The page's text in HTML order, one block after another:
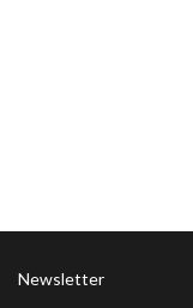
Newsletter